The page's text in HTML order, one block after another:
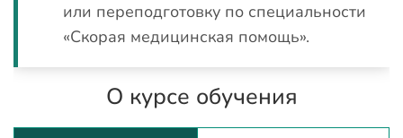
или переподготовку по специальности
«Скорая медицинская помощь».
О курсе обучения